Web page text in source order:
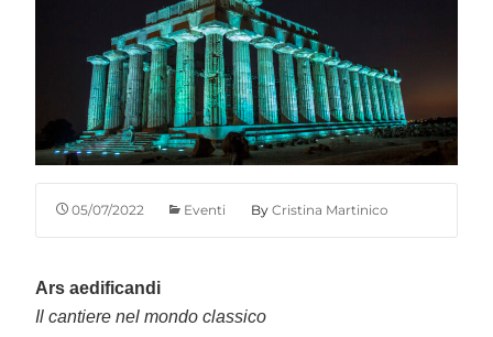
05/07/2022 Eventi By Cristina Martinico
Ars aedificandi
Il cantiere nel mondo classico